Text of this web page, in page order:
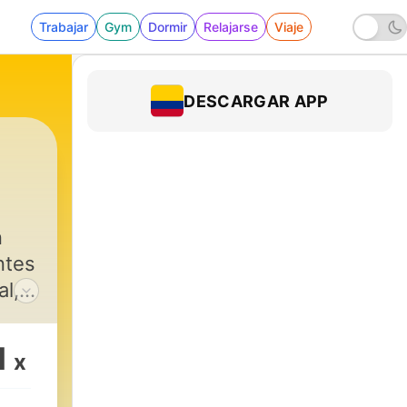
Trabajar Gym Dormir Relajarse Viaje
x
DESCARGAR APP